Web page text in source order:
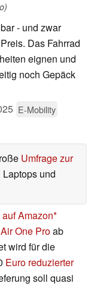
- und zwar
Das Fahrrad
eignen und
noch Gepäck
E-Mobility
Umfrage zur
und
Amazon
One Proab
wird für die
Euro reduzierter
soll quasi